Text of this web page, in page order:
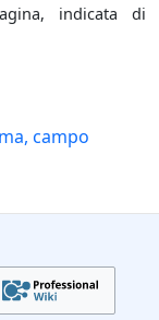
indicata di
campo